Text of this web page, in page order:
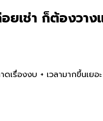
เช่า ก็ต้องวาง
รื่องงบ + เวลามากขึ้นเยอะ